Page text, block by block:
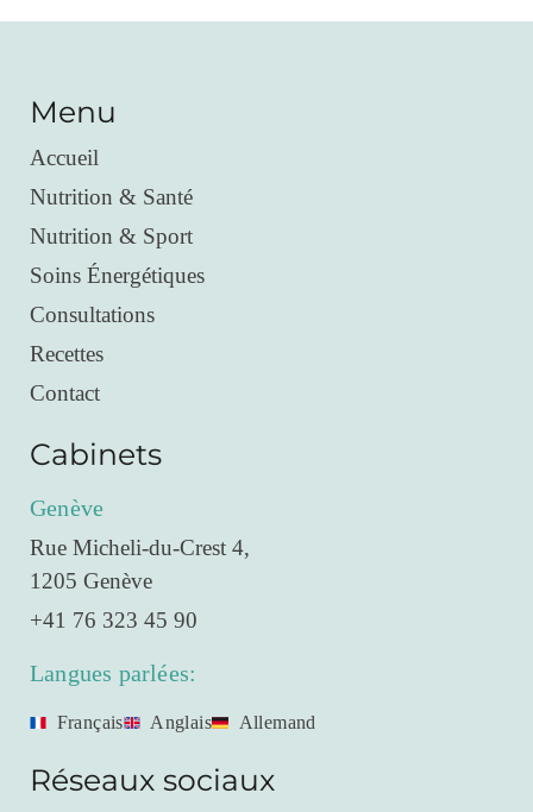
Menu
Accueil
Nutrition & Santé
Nutrition & Sport
Soins Énergétiques
Consultations
Recettes
Contact
Cabinets
Genève
Rue Micheli-du-Crest 4,
1205 Genève
+41 76 323 45 90
Langues parlées:
Français Anglais Allemand
Réseaux sociaux